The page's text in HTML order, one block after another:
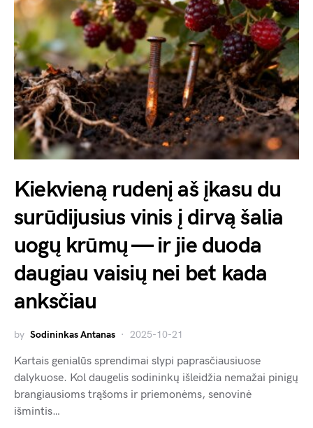
Kiekvieną rudenį aš įkasu du
surūdijusius vinis į dirvą šalia
uogų krūmų — ir jie duoda
daugiau vaisių nei bet kada
anksčiau
by Sodininkas Antanas 2025-10-21
Kartais genialūs sprendimai slypi paprasčiausiuose
dalykuose. Kol daugelis sodininkų išleidžia nemažai pinigų
brangiausioms trąšoms ir priemonėms, senovinė
išmintis…